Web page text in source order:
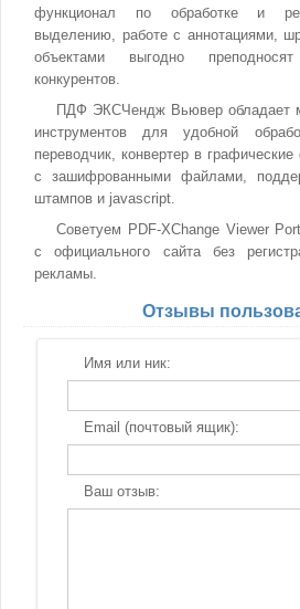
функционал по обработке и
выделению, работе с аннотациями,
объектами выгодно
конкурентов.
ПДФ ЭКСЧендж Вьювер обладает
инструментов для удобной
переводчик, конвертер в
с зашифрованными файлами,
штампов и javascript.
Советуем PDF-XChange Viewer
с официального сайта без
рекламы.
Отзывы
Имя или ник:
Email (почтовый ящик):
Ваш отзыв: